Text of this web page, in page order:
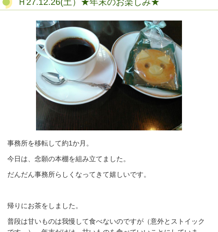
Ｈ27.12.26(土）★年末のお楽しみ★
事務所を移転して約1か月。
今日は、念願の本棚を組み立てました。
だんだん事務所らしくなってきて嬉しいです。
帰りにお茶をしました。
普段は甘いものは我慢して食べないのですが（意外とストイック